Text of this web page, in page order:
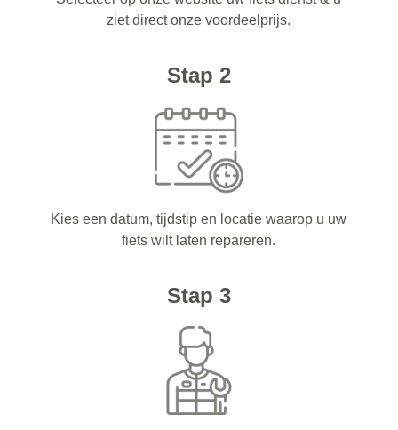
ziet direct onze voordeelprijs.
Stap 2
Kies een datum, tijdstip en locatie waarop u uw
fiets wilt laten repareren.
Stap 3